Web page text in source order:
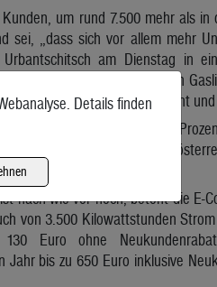
um rund 7.500 mehr als
sei, „dass sich vor allem mehr
am Dienstag in
die sich einen neuen
betrug bei Strom 1,5 Prozent und
– die Kärntner (2,1
bei Gas Kunden aus
nach wie vor hoch, betont die E-
von 3.500 Kilowattstunden
Euro ohne
bis zu 650 Euro inklusive
Details finden